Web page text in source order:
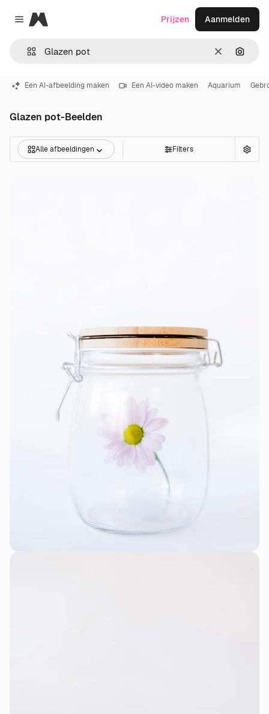
Close menu
Magnific
Wissen
Prijzen Aanmelden
Een AI-afbeelding maken Een AI-video maken Aquarium
Glazen pot-Beelden
Alle afbeeldingen Filters